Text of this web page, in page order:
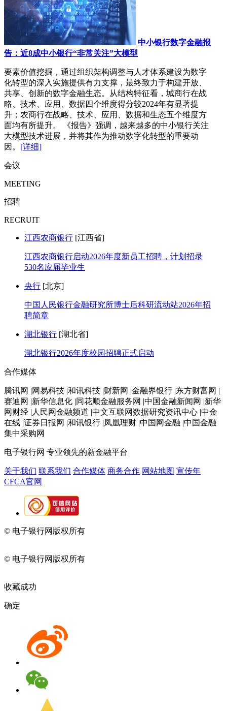
中小银行数字金融报
告：近8成中小银行“非常关注”大模型
要素价值挖掘，通过组织架构调整与人才体系建设为数字
化转型的深入实施提供有力支撑，最终致力于构建开放、
共享、创新的数字金融生态。从结构特征看，城商行在战
略、技术、应用、数据四个维度得分较2024年有显著提
升；农商行在战略、技术、应用、数据和生态五个维度方
面均有所提升。 《报告》强调，越来越多的中小银行关注
大模型技术进展，并将其作为推动数字化转型的重要动
因。 [详细]
会议
MEETING
招聘
RECRUIT
江西农商银行 [江西省]
江西农商银行启动2026年度新员工招聘，计划招录
530名应届毕业生
央行 [北京]
中国人民银行金融研究所博士后科研流动站2026年招
聘简章
湖北银行 [湖北省]
湖北银行2026年度校园招聘正式启动
合作媒体
腾讯网 |网易科技 |和讯科技 |财新网 |金融界银行 |东方财富网 |
赛迪网 |新华信息化 |同花顺金融服务网 |中国金融新闻网 |新华
网财经 |人民网金融频道 |中文互联网数据研究资讯中心 |中金
在线 |证券日报网 |和讯银行 |凤凰理财 |中国网金融 |中国金融
集中采购网
电子银行网 专业领先的新金融平台
关于我们 联系我们 合作媒体 商务合作 网站地图 宣传年
CFCA官网
© 电子银行网版权所有
© 电子银行网版权所有
收藏成功
确定